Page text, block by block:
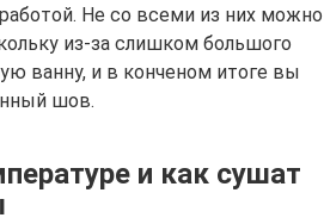
Не со всеми из них можно
из-за слишком большого
ванну, и в конченом итоге вы
шов.
и как сушат